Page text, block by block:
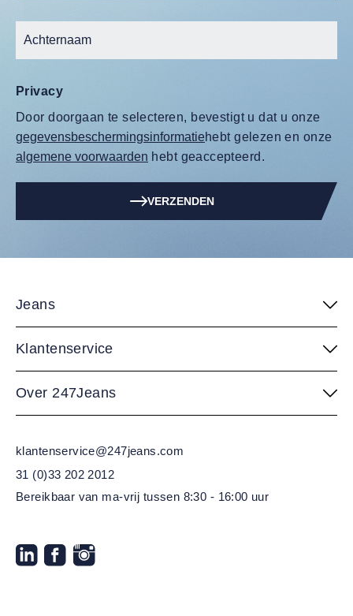
Privacy
Door doorgaan te selecteren, bevestigt u dat u onze
gegevensbeschermingsinformatiehebt gelezen en onze
algemene voorwaarden hebt geaccepteerd.
VERZENDEN
Jeans
Klantenservice
Over 247Jeans
klantenservice@247jeans.com
31 (0)33 202 2012
Bereikbaar van ma-vrij tussen 8:30 - 16:00 uur